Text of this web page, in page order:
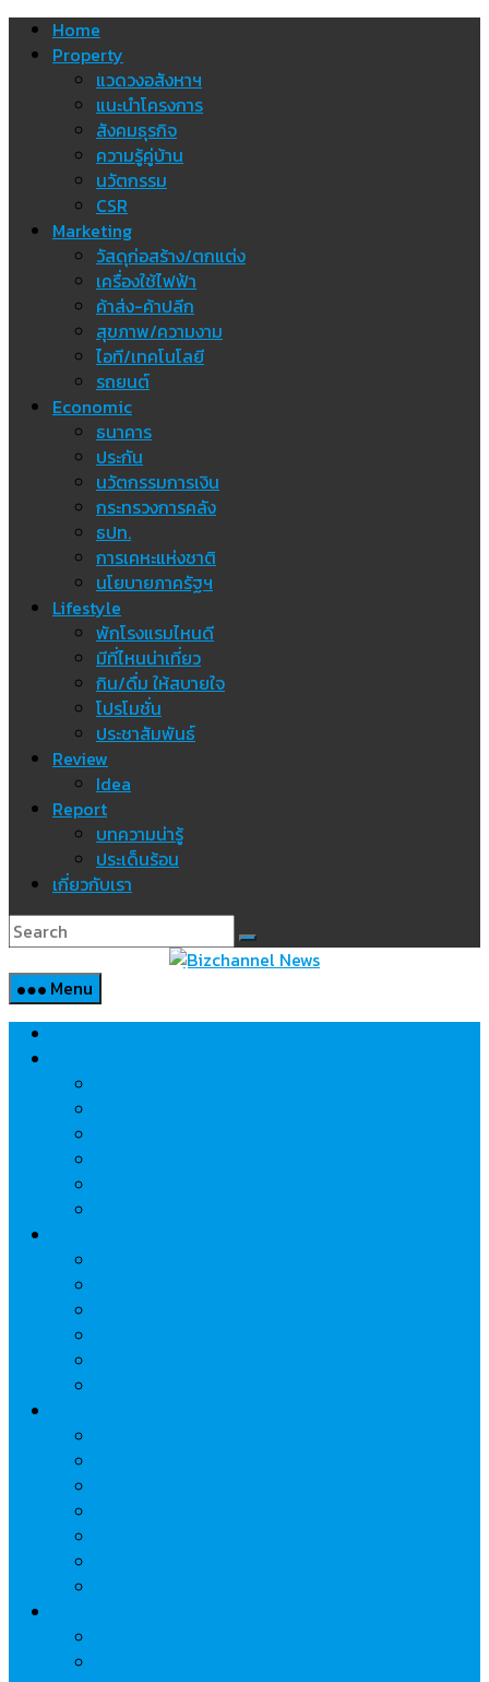
Skip Home
Property
แวดวงอสังหาฯ
แนะนำโครงการ
สังคมธุรกิจ
ความรู้คู่บ้าน
นวัตกรรม
CSR
Marketing
วัสดุก่อสร้าง/ตกแต่ง
เครื่องใช้ไฟฟ้า
ค้าส่ง-ค้าปลีก
สุขภาพ/ความงาม
ไอที/เทคโนโลยี
รถยนต์
Economic
ธนาคาร
ประกัน
นวัตกรรมการเงิน
กระทรวงการคลัง
ธปท.
การเคหะแห่งชาติ
นโยบายภาครัฐฯ
Lifestyle
พักโรงแรมไหนดี
มีที่ไหนน่าเที่ยว
กิน/ดื่ม ให้สบายใจ
โปรโมชั่น
ประชาสัมพันธ์
Review
Idea
Report
บทความน่ารู้
ประเด็นร้อน
เกี่ยวกับเรา
Menu